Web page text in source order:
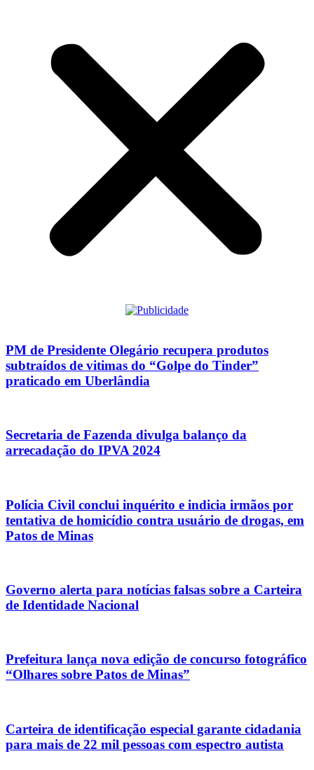
PM de Presidente Olegário recupera produtos
subtraídos de vitimas do “Golpe do Tinder”
praticado em Uberlândia
Secretaria de Fazenda divulga balanço da
arrecadação do IPVA 2024
Polícia Civil conclui inquérito e indicia irmãos por
tentativa de homicídio contra usuário de drogas, em
Patos de Minas
Governo alerta para notícias falsas sobre a Carteira
de Identidade Nacional
Prefeitura lança nova edição de concurso fotográfico
“Olhares sobre Patos de Minas”
Carteira de identificação especial garante cidadania
para mais de 22 mil pessoas com espectro autista